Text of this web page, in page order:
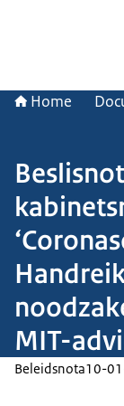
Home
MIT-
Beleidsnota10-